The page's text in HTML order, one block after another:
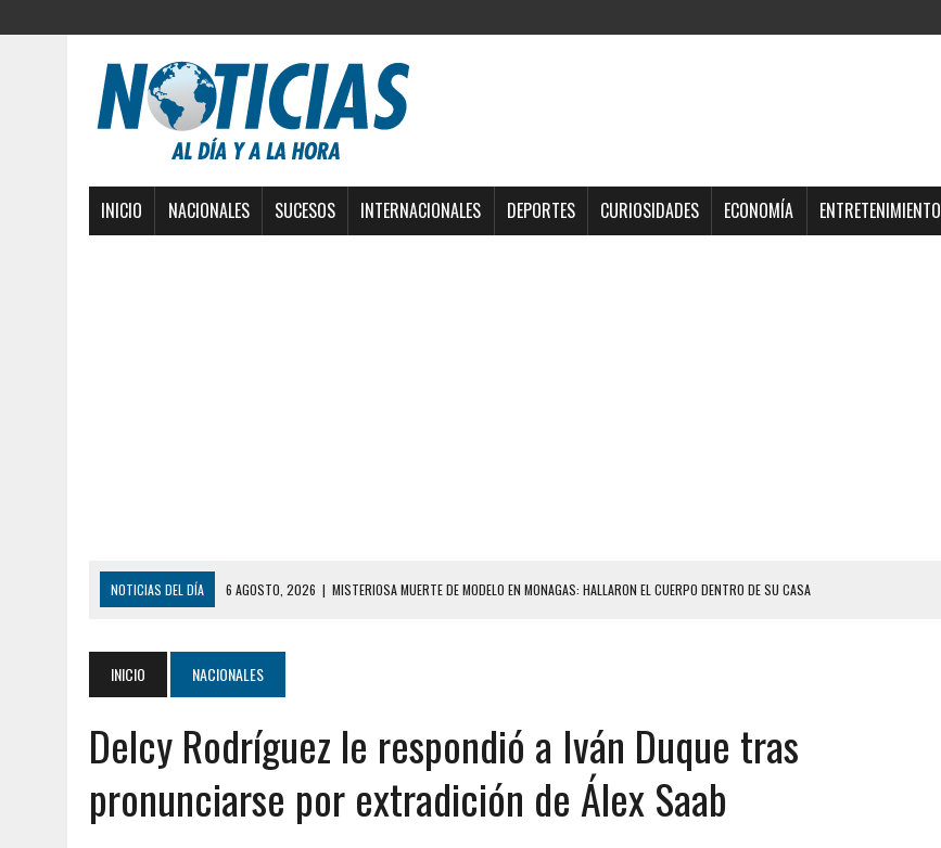
INICIO NACIONALES SUCESOS INTERNACIONALES DEPORTES CURIOSIDADES ECONOMÍA ENTRETENIMIENTO
NOTICIAS DEL DÍA 6 AGOSTO, 2026 | MISTERIOSA MUERTE DE MODELO EN MONAGAS: HALLARON EL CUERPO DENTRO DE SU CASA
5 AGOSTO, 2026 | PRESUNTO BROTE PSICÓTICO POR FALTA DE TRATAMIENTO DESENCADENÓ TRAGEDIA FAMILIAR
5 AGOSTO, 2026
HORROR EN BARINAS: UN HOMBRE INDUJO AL SUICIDIO A UNA ADOLESCENTE DE 13 AÑOS TRAS ABUSAR DE ELLA
3 AGOSTO, 2026 | LA INCREÍBLE FORMA EN LA QUE SOBREVIVIÓ UN HOMBRE Y SU FAMILIA TRAS LOS TERREMOTOS: CAYERON DESDE EL PISO NUEVE DEL
EDIFICIO PETUNIA
INICIO NACIONALES
Delcy Rodríguez le respondió a Iván Duque tras
pronunciarse por extradición de Álex Saab